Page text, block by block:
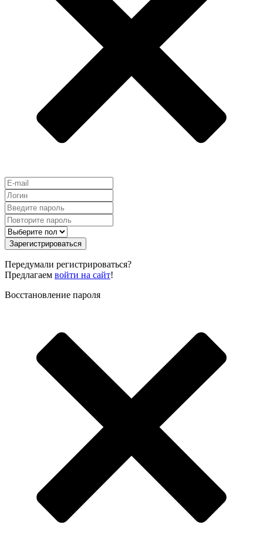
Зарегистрироваться
Передумали регистрироваться?
Предлагаем войти на сайт!
Восстановление пароля